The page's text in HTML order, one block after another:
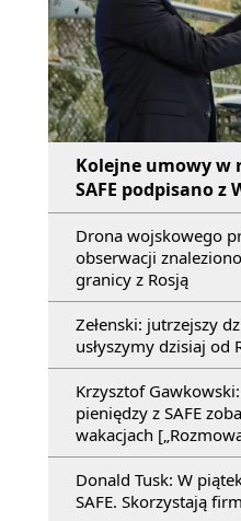
Kolejne umowy w
SAFE podpisano z
Drona wojskowego
obserwacji
granicy z Rosją
Zełenski: jutrzejszy
usłyszymy dzisiaj od
Krzysztof
pieniędzy z SAFE
wakacjach
Donald Tusk: W
SAFE. Skorzystają